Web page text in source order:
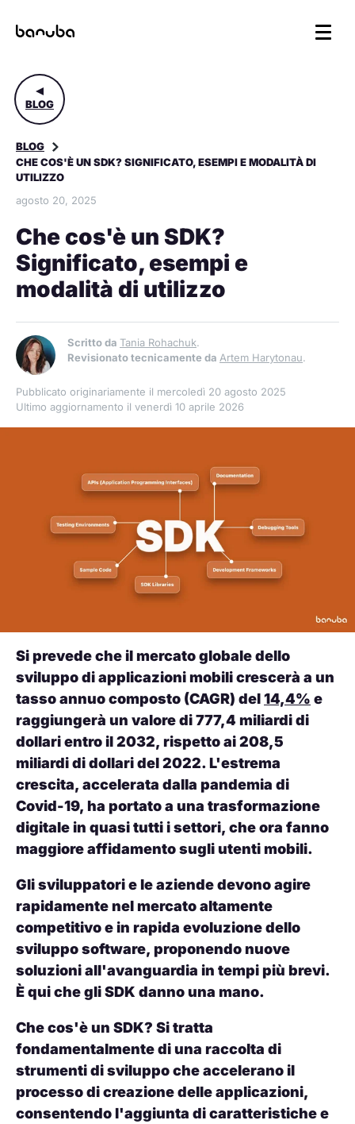
BLOG
BLOG
CHE COS'È UN SDK? SIGNIFICATO, ESEMPI E MODALITÀ DI
UTILIZZO
agosto 20, 2025
Che cos'è un SDK?
Significato, esempi e
modalità di utilizzo
Si prevede che il mercato globale dello
sviluppo di applicazioni mobili crescerà a un
tasso annuo composto (CAGR) del14,4% e
raggiungerà un valore di 777,4 miliardi di
dollari entro il 2032, rispetto ai 208,5
miliardi di dollari del 2022. L'estrema
crescita, accelerata dalla pandemia di
Covid-19, ha portato a una trasformazione
digitale in quasi tutti i settori, che ora fanno
maggiore affidamento sugli utenti mobili.
Gli sviluppatori e le aziende devono agire
rapidamente nel mercato altamente
competitivo e in rapida evoluzione dello
sviluppo software, proponendo nuove
soluzioni all'avanguardia in tempi più brevi.
È qui che gli SDK danno una mano.
Che cos'è un SDK? Si tratta
fondamentalmente di una raccolta di
strumenti di sviluppo che accelerano il
processo di creazione delle applicazioni,
consentendo l'aggiunta di caratteristiche e
Scritto da Tania Rohachuk.
Revisionato tecnicamente da Artem Harytonau.
Pubblicato originariamente il mercoledì 20 agosto 2025
Ultimo aggiornamento il venerdì 10 aprile 2026